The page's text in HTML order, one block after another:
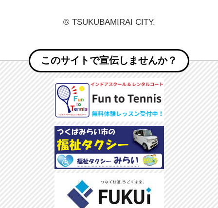
© TSUKUBAMIRAI CITY.
このサイトで宣伝しませんか？